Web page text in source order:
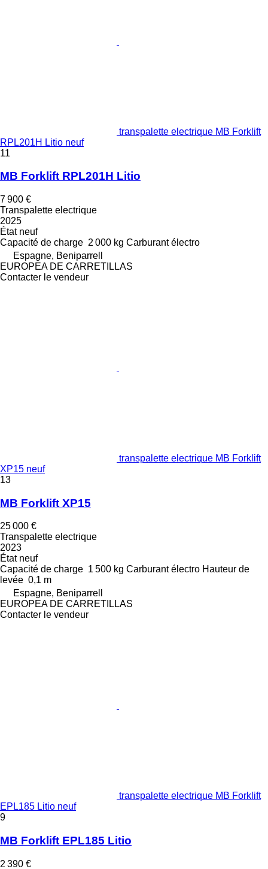
transpalette electrique MB Forklift
RPL201H Litio neuf
11
MB Forklift RPL201H Litio
7 900 €
Transpalette electrique
2025
Étatneuf
Capacité de charge 2 000 kg Carburant électro
Espagne, Beniparrell
EUROPEA DE CARRETILLAS
Contacter le vendeur
transpalette electrique MB Forklift
XP15 neuf
13
MB Forklift XP15
25 000 €
Transpalette electrique
2023
Étatneuf
Capacité de charge 1 500 kg Carburant électro Hauteur de
levée 0,1 m
Espagne, Beniparrell
EUROPEA DE CARRETILLAS
Contacter le vendeur
transpalette electrique MB Forklift
EPL185 Litio neuf
9
MB Forklift EPL185 Litio
2 390 €